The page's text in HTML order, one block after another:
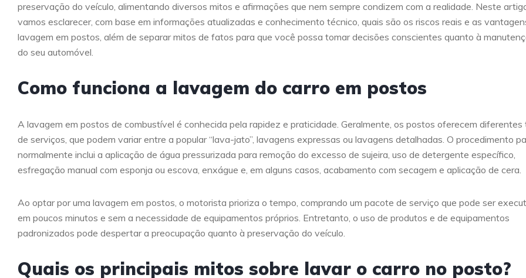
preservação do veículo, alimentando diversos mitos e afirmações que nem sempre condizem com a realidade. Neste
vamos esclarecer, com base em informações atualizadas e conhecimento técnico, quais são os riscos reais e as
lavagem em postos, além de separar mitos de fatos para que você possa tomar decisões conscientes quanto à
do seu automóvel.
Como funciona a lavagem do carro em postos
A lavagem em postos de combustível é conhecida pela rapidez e praticidade. Geralmente, os postos oferecem diferentes
de serviços, que podem variar entre a popular “lava-jato”, lavagens expressas ou lavagens detalhadas. O procedimento
normalmente inclui a aplicação de água pressurizada para remoção do excesso de sujeira, uso de detergente específico,
esfregação manual com esponja ou escova, enxágue e, em alguns casos, acabamento com secagem e aplicação de cera.
Ao optar por uma lavagem em postos, o motorista prioriza o tempo, comprando um pacote de serviço que pode ser
em poucos minutos e sem a necessidade de equipamentos próprios. Entretanto, o uso de produtos e de equipamentos
padronizados pode despertar a preocupação quanto à preservação do veículo.
Quais os principais mitos sobre lavar o carro no posto?